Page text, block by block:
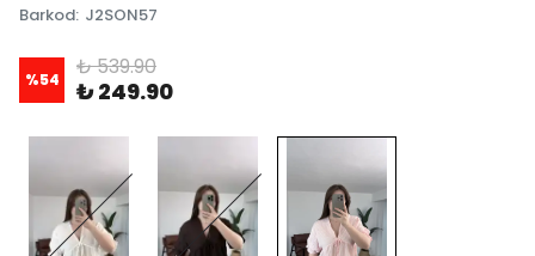
Barkod: J2SON57
%54 ₺ 539.90
₺ 249.90